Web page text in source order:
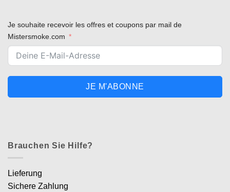
Je souhaite recevoir les offres et coupons par mail de
Mistersmoke.com
JE M'ABONNE
Brauchen Sie Hilfe?
Lieferung
Sichere Zahlung